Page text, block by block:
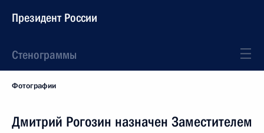
Президент России
Стенограммы
Фотографии
Дмитрий Рогозин назначен Заместителем